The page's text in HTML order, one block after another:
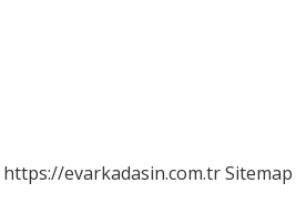
https://evarkadasin.com.trSitemap